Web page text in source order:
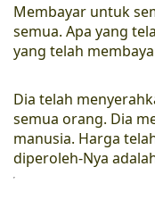
Membayar untuk
semua. Apa yang
yang telah
Dia telah
semua orang. Dia
manusia. Harga
diperoleh-Nya